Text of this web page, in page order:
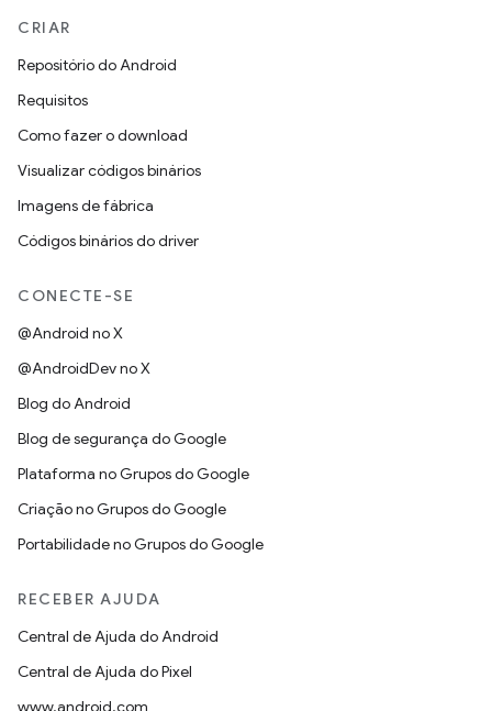
CRIAR
Repositório do Android
Requisitos
Como fazer o download
Visualizar códigos binários
Imagens de fábrica
Códigos binários do driver
CONECTE-SE
@Android no X
@AndroidDev no X
Blog do Android
Blog de segurança do Google
Plataforma no Grupos do Google
Criação no Grupos do Google
Portabilidade no Grupos do Google
RECEBER AJUDA
Central de Ajuda do Android
Central de Ajuda do Pixel
www.android.com